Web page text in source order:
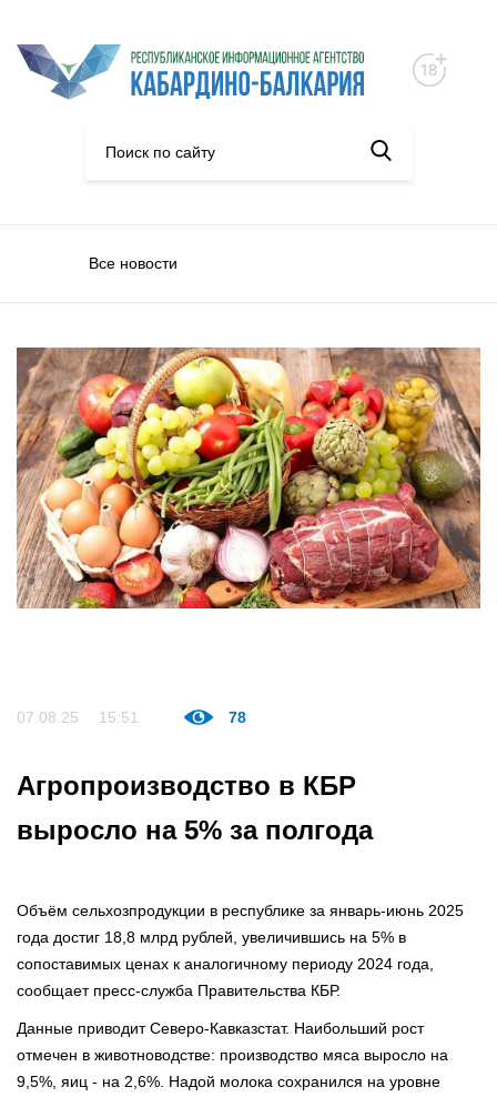
Все новости
Экономика
07.08.25 15:51 78
Агропроизводство в КБР
выросло на 5% за полгода
Объём сельхозпродукции в республике за январь-июнь 2025
года достиг 18,8 млрд рублей, увеличившись на 5% в
сопоставимых ценах к аналогичному периоду 2024 года,
сообщает пресс-служба Правительства КБР.
Данные приводит Северо-Кавказстат. Наибольший рост
отмечен в животноводстве: производство мяса выросло на
9,5%, яиц - на 2,6%. Надой молока сохранился на уровне